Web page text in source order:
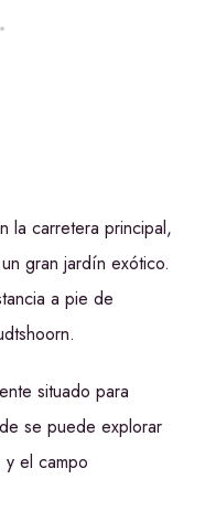
la carretera principal,
gran jardín exótico.
a pie de
situado para
se puede explorar
el campo